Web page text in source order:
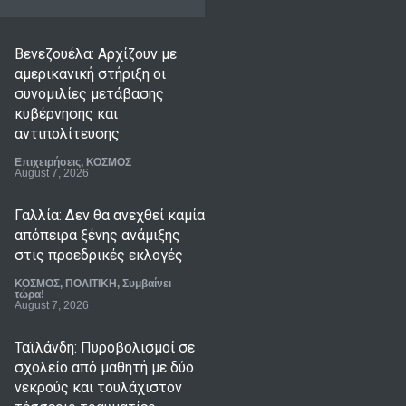
Βενεζουέλα: Αρχίζουν με
αμερικανική στήριξη οι
συνομιλίες μετάβασης
κυβέρνησης και
αντιπολίτευσης
Επιχειρήσεις, ΚΟΣΜΟΣ
August 7, 2026
Γαλλία: Δεν θα ανεχθεί καμία
απόπειρα ξένης ανάμιξης
στις προεδρικές εκλογές
ΚΟΣΜΟΣ, ΠΟΛΙΤΙΚΗ , Συμβαίνει
τώρα!
August 7, 2026
Ταϊλάνδη: Πυροβολισμοί σε
σχολείο από μαθητή με δύο
νεκρούς και τουλάχιστον